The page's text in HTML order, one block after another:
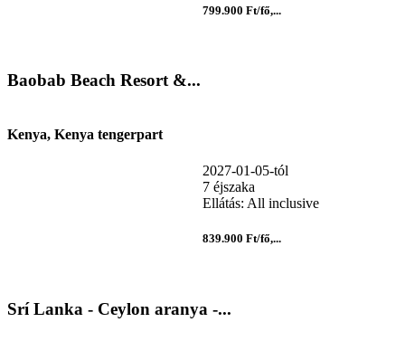
799.900 Ft/fő,...
Baobab Beach Resort &...
Kenya, Kenya tengerpart
2027-01-05-tól
7 éjszaka
Ellátás: All inclusive
839.900 Ft/fő,...
Srí Lanka - Ceylon aranya -...